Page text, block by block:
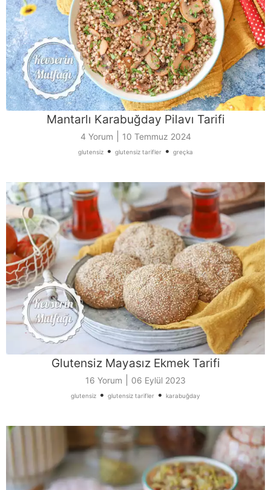
Mantarlı Karabuğday Pilavı Tarifi
4 Yorum 10 Temmuz 2024
glutensiz • glutensiz tarifler • greçka
Glutensiz Mayasız Ekmek Tarifi
16 Yorum 06 Eylül 2023
glutensiz • glutensiz tarifler • karabuğday